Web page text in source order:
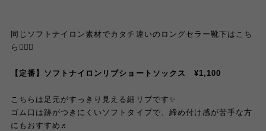
同じソフトナイロン素材でカタチ違いのロングセラー靴下はこち
ら💁🏻‍♀️
【定番】ソフトナイロンリブショートソックス ¥1,100
こちらは足元がすっきり見える細リブです✨
ゴム口は跡がつきにくいソフトタイプで、締め付け感が苦手な方
にもおすすめ♬